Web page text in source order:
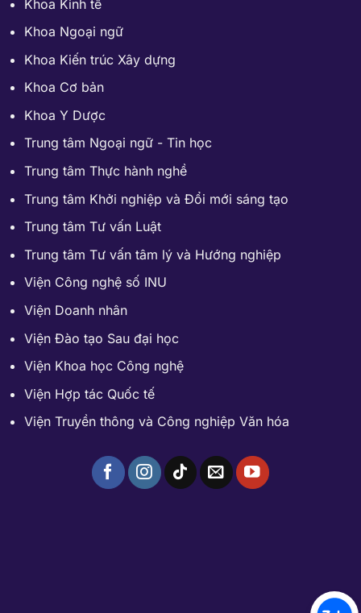
Khoa Kinh tế
Khoa Ngoại ngữ
Khoa Kiến trúc Xây dựng
Khoa Cơ bản
Khoa Y Dược
Trung tâm Ngoại ngữ - Tin học
Trung tâm Thực hành nghề
Trung tâm Khởi nghiệp và Đổi mới sáng tạo
Trung tâm Tư vấn Luật
Trung tâm Tư vấn tâm lý và Hướng nghiệp
Viện Công nghệ số INU
Viện Doanh nhân
Viện Đào tạo Sau đại học
Viện Khoa học Công nghệ
Viện Hợp tác Quốc tế
Viện Truyền thông và Công nghiệp Văn hóa